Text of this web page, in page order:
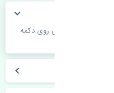
شوم؟
روز و ثبت سفارش روی دکمه
است؟